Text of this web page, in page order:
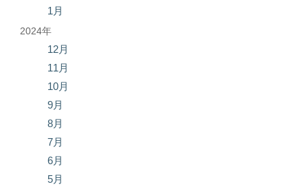
1月
2024年
12月
11月
10月
9月
8月
7月
6月
5月